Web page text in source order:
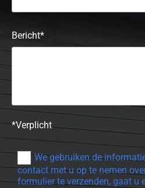
Bericht*
*Verplicht
We gebruiken de
contact met u op te nemen
formulier te verzenden, gaat u